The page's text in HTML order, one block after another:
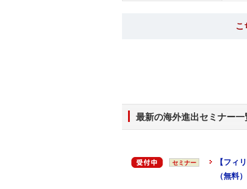
こ
最新の海外進出セミナー一
セミナー
【フィ
（無料）